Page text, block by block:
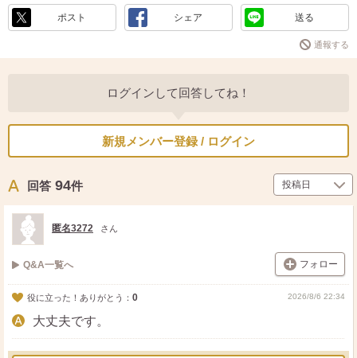
ポスト シェア 送る
通報する
ログインして回答してね！
新規メンバー登録 / ログイン
回答 94件
匿名3272 さん
Q&A一覧へ フォロー
役に立った！ありがとう： 0 2026/8/6 22:34
大丈夫です。